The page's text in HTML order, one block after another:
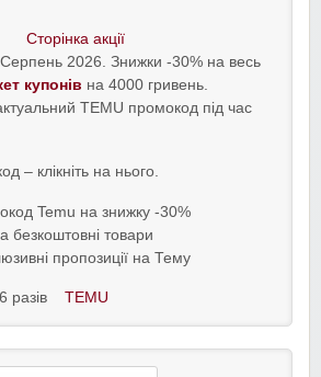
Сторінка акції
2026. Знижки -30% на весь
купонів на 4000 гривень.
TEMU промокод під час
– клікніть на нього.
Temu на знижку -30%
безкоштовні товари
пропозиції на Тему
разів TEMU